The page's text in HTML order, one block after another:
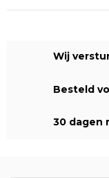
Wij
Besteld
30 dagen